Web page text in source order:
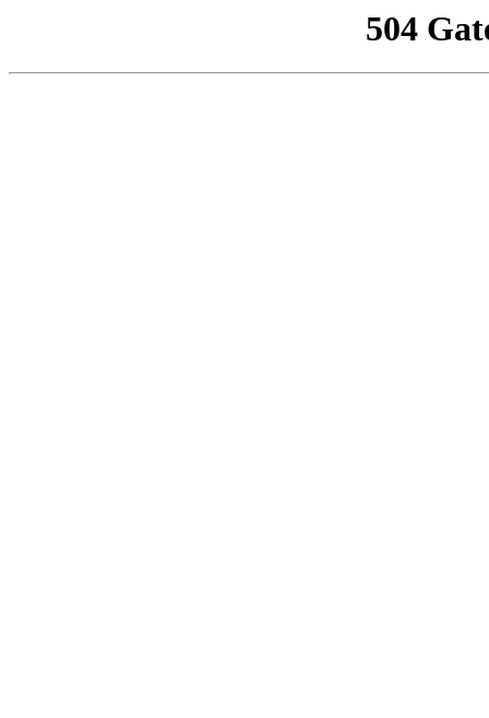
504